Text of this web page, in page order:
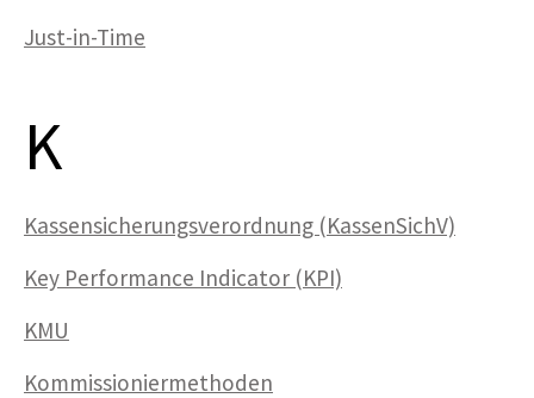
Just-in-Time
K
Kassensicherungsverordnung (KassenSichV)
Key Performance Indicator (KPI)
KMU
Kommissioniermethoden